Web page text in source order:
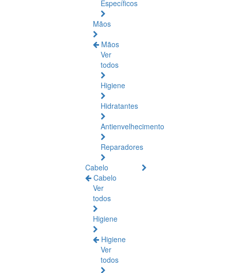
Específicos
Mãos
Mãos
Ver
todos
Higiene
Hidratantes
Antienvelhecimento
Reparadores
Cabelo
Cabelo
Ver
todos
Higiene
Higiene
Ver
todos